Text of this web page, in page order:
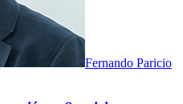
Fernando Paricio